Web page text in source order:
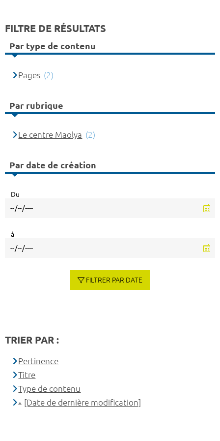
FILTRE DE RÉSULTATS
Par type de contenu
Pages (2)
Par rubrique
Le centre Maolya (2)
Par date de création
Du
à
FILTRER PAR DATE
TRIER PAR :
Pertinence
Titre
Type de contenu
[Date de dernière modification]